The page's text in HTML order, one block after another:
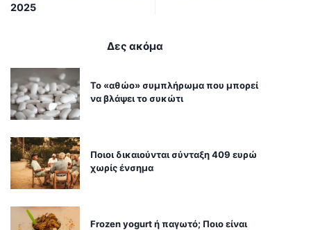
2025
Δες ακόμα
Το «αθώο» συμπλήρωμα που μπορεί
να βλάψει το συκώτι
Ποιοι δικαιούνται σύνταξη 409 ευρώ
χωρίς ένσημα
Frozen yogurt ή παγωτό; Ποιο είναι